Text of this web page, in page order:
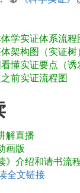
学实证体系流程
架构图（实证树
懂实证要点（诱
前实证流程图
解直播
画版
》介绍和请书流
全文链接